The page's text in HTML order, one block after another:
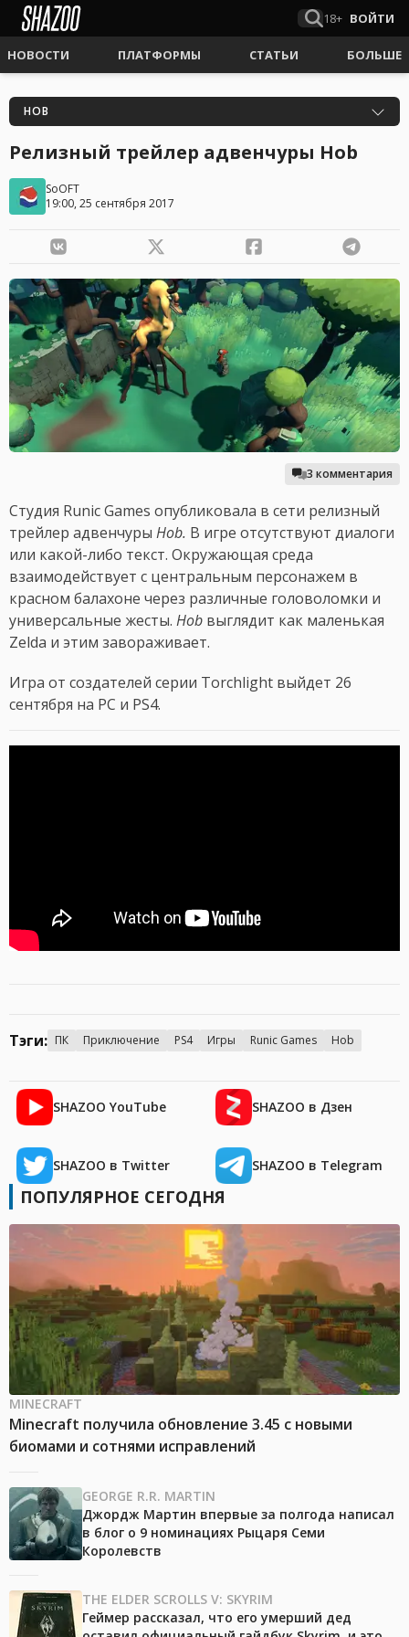
18+ ВОЙТИ
НОВОСТИ ПЛАТФОРМЫ СТАТЬИ БОЛЬШЕ
HOB
Релизный трейлер адвенчуры Hob
SoOFT
19:00, 25 сентября 2017
3 комментария
Студия Runic Games опубликовала в сети релизный
трейлер адвенчуры Hob. В игре отсутствуют диалоги
или какой-либо текст. Окружающая среда
взаимодействует с центральным персонажем в
красном балахоне через различные головоломки и
универсальные жесты. Hob выглядит как маленькая
Zelda и этим завораживает.
Игра от создателей серии Torchlight выйдет 26
сентября на PC и PS4.
Тэги: ПК Приключение PS4 Игры Runic Games Hob
SHAZOO YouTube SHAZOO в Дзен
SHAZOO в Twitter SHAZOO в Telegram
ПОПУЛЯРНОЕ СЕГОДНЯ
MINECRAFT
Minecraft получила обновление 3.45 с новыми
биомами и сотнями исправлений
GEORGE R.R. MARTIN
Джордж Мартин впервые за полгода написал
в блог о 9 номинациях Рыцаря Семи
Королевств
THE ELDER SCROLLS V: SKYRIM
Геймер рассказал, что его умерший дед